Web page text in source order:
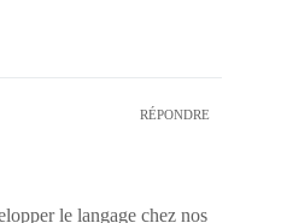
RÉPONDRE
le langage chez nos